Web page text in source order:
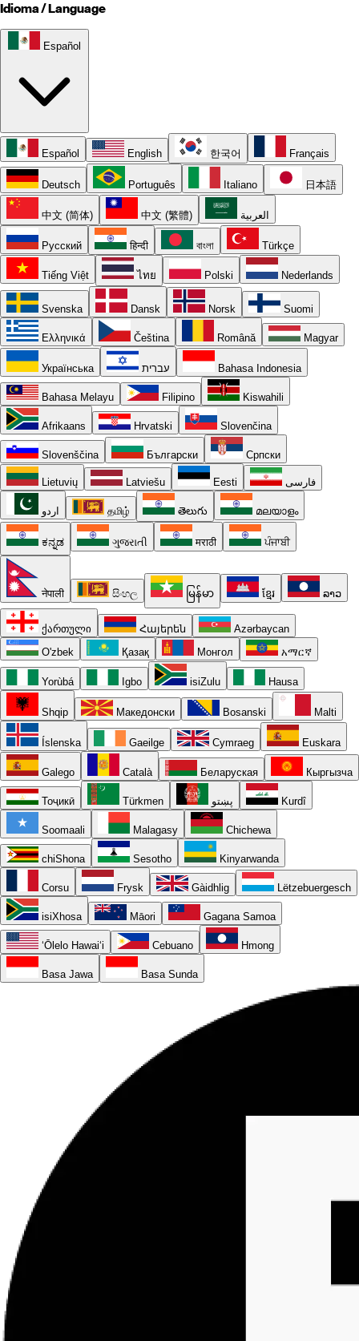
Idioma / Language
Español
Español English 한국어 Français
Deutsch Português Italiano 日本語
中文 (简体) 中文 (繁體) العربية
Русский हिन्दी বাংলা Türkçe
Tiếng Việt ไทย Polski Nederlands
Svenska Dansk Norsk Suomi
Ελληνικά Čeština Română Magyar
Українська עברית Bahasa Indonesia
Bahasa Melayu Filipino Kiswahili
Afrikaans Hrvatski Slovenčina
Slovenščina Български Српски
Lietuvių Latviešu Eesti فارسی
اردو தமிழ் తెలుగు മലയാളം
ಕನ್ನಡ ગુજરાતી मराठी ਪੰਜਾਬੀ
नेपाली සිංහල မြန်မာ ខ្មែរ ລາວ
ქართული Հայերեն
Azərbaycan
O'zbek
Қазақ Монгол አማርኛ
Yorùbá Igbo isiZulu Hausa
Shqip Македонски Bosanski Malti
Íslenska Gaeilge Cymraeg Euskara
Galego Català Беларуская Кыргызча
Тоҷикӣ Türkmen پښتو Kurdî
Soomaali Malagasy Chichewa
chiShona Sesotho Kinyarwanda
Corsu Frysk Gàidhlig Lëtzebuergesch
isiXhosa Māori Gagana Samoa
ʻŌlelo Hawaiʻi Cebuano Hmong
Basa Jawa Basa Sunda